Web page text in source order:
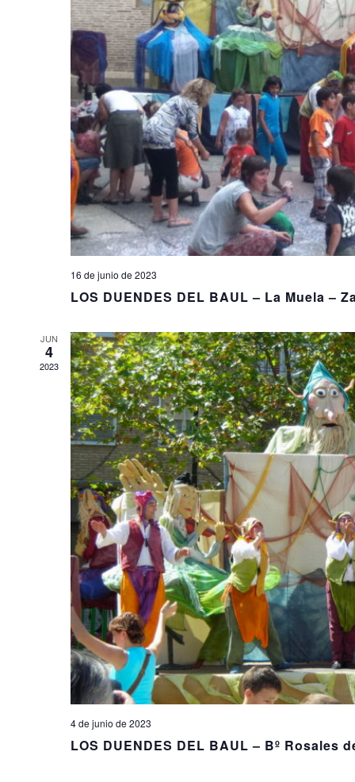
16 de junio de 2023
LOS DUENDES DEL BAUL – La Muela –
JUN
4
2023
4 de junio de 2023
LOS DUENDES DEL BAUL – Bº Rosales